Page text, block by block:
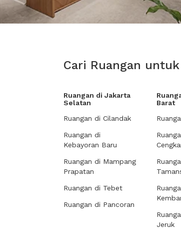
Cari Ruangan
Ruangan di Jakarta
Selatan
Ruangan di Cilandak
Ruangan di
Kebayoran Baru
Ruangan di Mampang
Prapatan
Ruangan di Tebet
Ruangan di Pancoran
Barat
Jeruk